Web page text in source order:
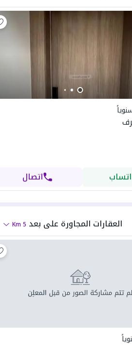
اتصال
العقارات المجاورة على بعد 5
Km